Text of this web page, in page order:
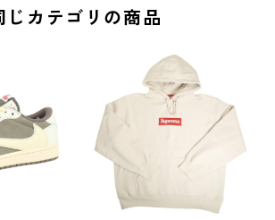
じカテゴリの商品